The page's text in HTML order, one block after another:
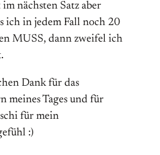
nächsten Satz aber
ich in jedem Fall noch 20
MUSS, dann zweifel ich
Dank für das
meines Tages und für
für mein
:)